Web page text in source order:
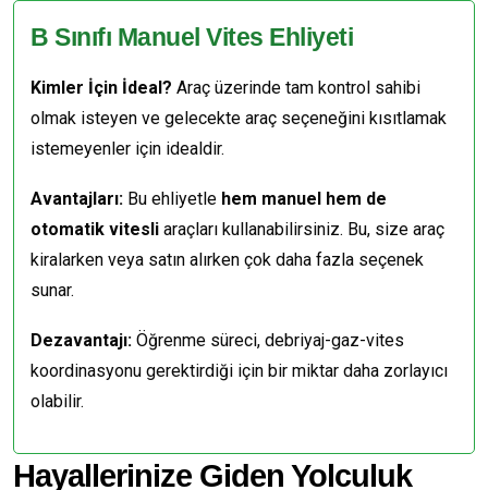
B Sınıfı Manuel Vites Ehliyeti
Kimler İçin İdeal? Araç üzerinde tam kontrol sahibi
olmak isteyen ve gelecekte araç seçeneğini kısıtlamak
istemeyenler için idealdir.
Avantajları: Bu ehliyetle hem manuel hem de
otomatik vitesli araçları kullanabilirsiniz. Bu, size araç
kiralarken veya satın alırken çok daha fazla seçenek
sunar.
Dezavantajı: Öğrenme süreci, debriyaj-gaz-vites
koordinasyonu gerektirdiği için bir miktar daha zorlayıcı
olabilir.
Hayallerinize Giden Yolculuk